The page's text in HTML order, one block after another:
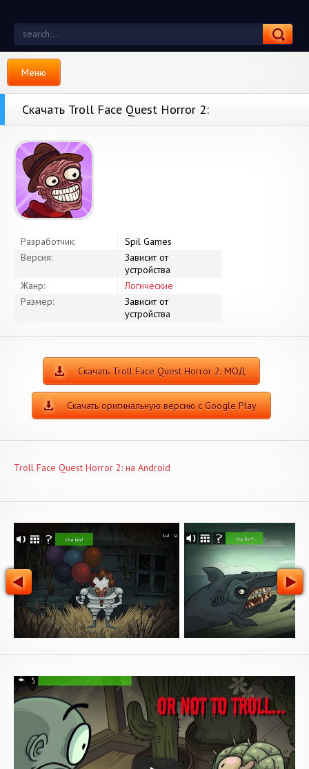
Меню
Скачать Troll Face Quest Horror 2:
Разработчик:
Spil Games
Версия:
Зависит от
устройства
Жанр:
Логические
Размер:
Зависит от
устройства
Скачать Troll Face Quest Horror 2: МОД
Скачать оригинальную версию с Google Play
Troll Face Quest Horror 2: на Android